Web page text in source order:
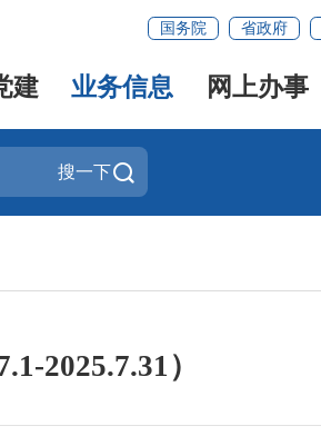
国务院 省政府
建 业务信息 网上办事
搜一下
2025.7.31）